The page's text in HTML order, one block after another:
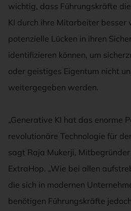
wichtig, dass Führungskräfte
KI durch ihre Mitarbeiter besser
potenzielle Lücken in ihren
identifizieren können, um
oder geistiges Eigentum nicht
weitergegeben werden.
„Generative KI hat das enorme
revolutionäre Technologie für
sagt Raja Mukerji,
ExtraHop. „Wie bei allen
die sich in modernen
benötigen Führungskräfte